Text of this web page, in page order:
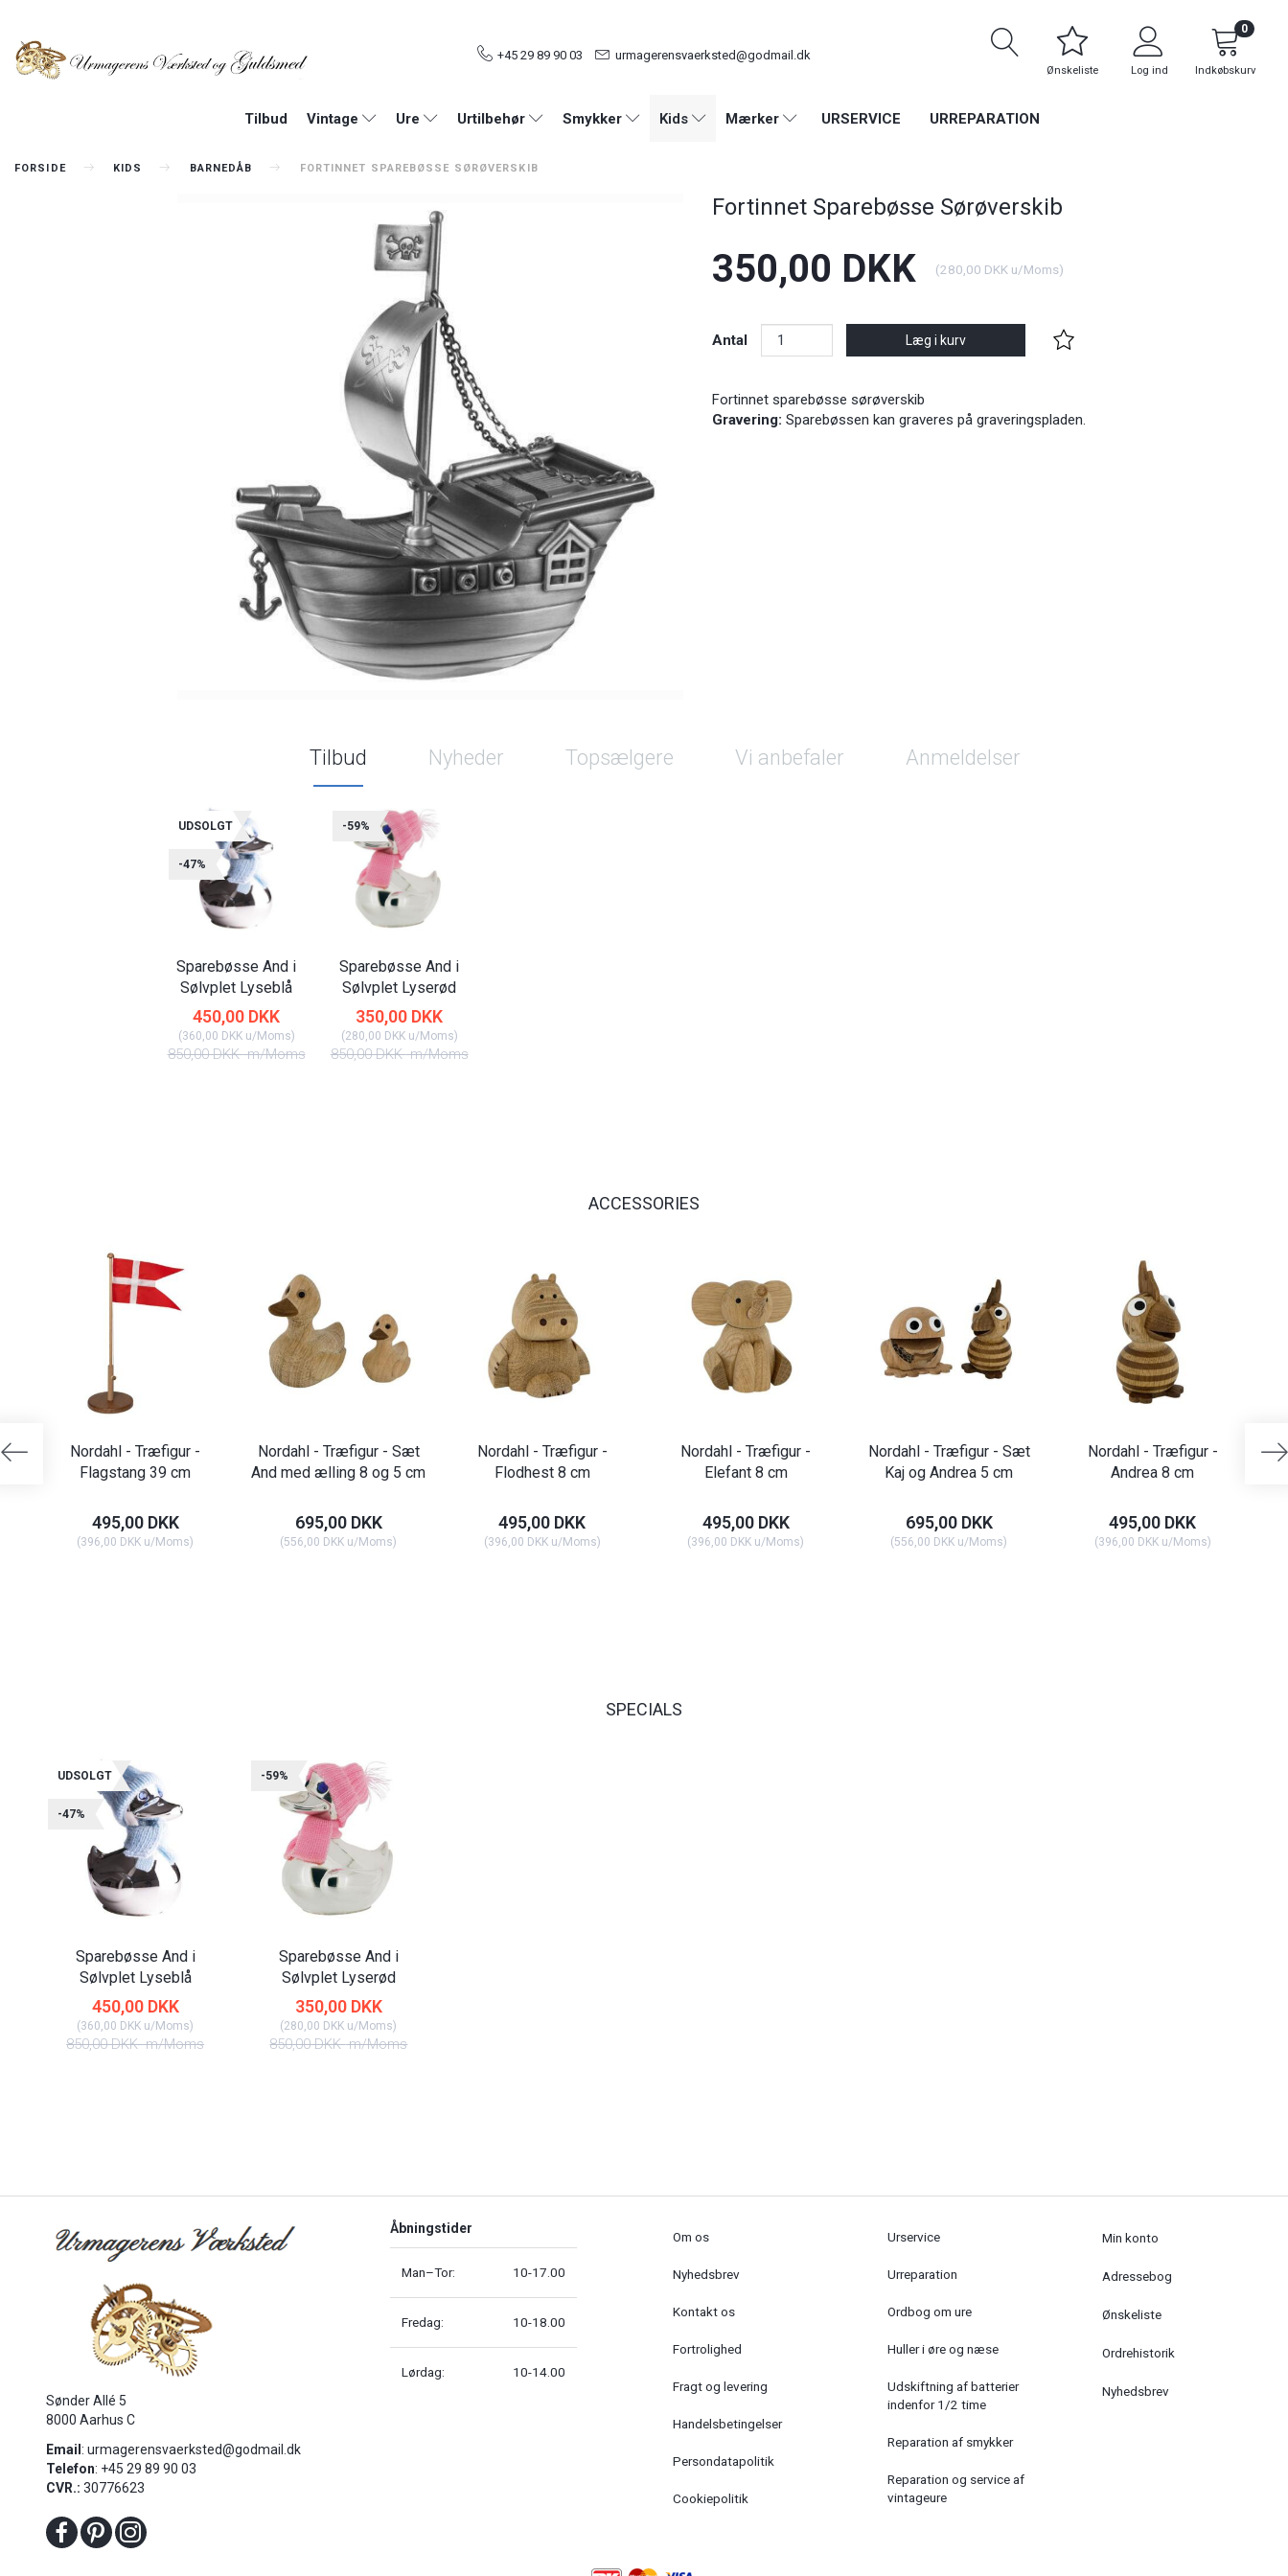
+45 29 89 90 03 urmagerensvaerksted@godmail.dk
Ønskeliste Log ind Indkøbskurv
0
Tilbud Vintage Ure Urtilbehør Smykker Kids Mærker URSERVICE URREPARATION
FORSIDE KIDS BARNEDÅB FORTINNET SPAREBØSSE SØRØVERSKIB
Fortinnet Sparebøsse Sørøverskib
350,00 DKK (280,00 DKK u/Moms)
Antal Læg i kurv
Fortinnet sparebøsse sørøverskib
Gravering: Sparebøssen kan graveres på graveringspladen.
Tilbud Nyheder Topsælgere Vi anbefaler Anmeldelser
UDSOLGT
-47%
Sparebøsse And i
Sølvplet Lyseblå
450,00 DKK
(360,00 DKKu/Moms)
850,00 DKKm/Moms
-59%
Sparebøsse And i
Sølvplet Lyserød
350,00 DKK
(280,00 DKKu/Moms)
850,00 DKKm/Moms
ACCESSORIES
Nordahl - Træfigur -
Flagstang 39 cm
495,00 DKK
(396,00 DKK u/Moms)
Nordahl - Træfigur - Sæt
And med ælling 8 og 5 cm
695,00 DKK
(556,00 DKK u/Moms)
Nordahl - Træfigur -
Flodhest 8 cm
495,00 DKK
(396,00 DKKu/Moms)
Nordahl - Træfigur -
Elefant 8 cm
495,00 DKK
(396,00 DKK u/Moms)
Nordahl - Træfigur - Sæt
Kaj og Andrea 5 cm
695,00 DKK
(556,00 DKK u/Moms)
Nordahl - Træfigur -
Andrea 8 cm
495,00 DKK
(396,00 DKKu/Moms)
SPECIALS
UDSOLGT
-47%
Sparebøsse And i
Sølvplet Lyseblå
450,00 DKK
(360,00 DKK u/Moms)
850,00 DKKm/Moms
-59%
Sparebøsse And i
Sølvplet Lyserød
350,00 DKK
(280,00 DKK u/Moms)
850,00 DKKm/Moms
Sønder Allé 5
8000 Aarhus C
Email : urmagerensvaerksted@godmail.dk
Telefon: +45 29 89 90 03
CVR.: 30776623
Åbningstider
Man–Tor: 10-17.00
Fredag: 10-18.00
Lørdag: 10-14.00
Om os
Nyhedsbrev
Kontakt os
Fortrolighed
Fragt og levering
Handelsbetingelser
Persondatapolitik
Cookiepolitik
Urservice
Urreparation
Ordbog om ure
Huller i øre og næse
Udskiftning af batterier
indenfor 1/2 time
Reparation af smykker
Reparation og service af
vintageure
Min konto
Adressebog
Ønskeliste
Ordrehistorik
Nyhedsbrev